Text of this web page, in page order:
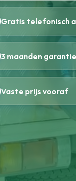
Gratis telefonisch
3 maanden garantie
Vaste prijs vooraf